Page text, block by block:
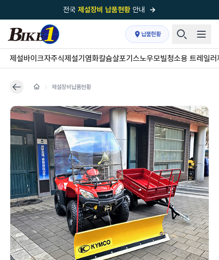
전국 제설장비 납품현황 안내 →
국내 1위 제설장비 제작 전문업체 (주)바이크원
제설 현장의 정답!다목적 차량의 표준!
전국제설장비 납품현황안내→
'국내 유일'의
전국이 선택한제설·다목적 장비 전문기업
납품현황
제설바이크자주식제설기 염화칼슘살포기 스노우모빌청소용 트레일러
제설장비납품현황